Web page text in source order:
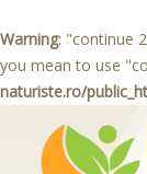
Warning: "continue
you mean to use
naturiste.ro/